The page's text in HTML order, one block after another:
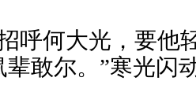
呼何大光，要他
辈敢尔。”寒光闪